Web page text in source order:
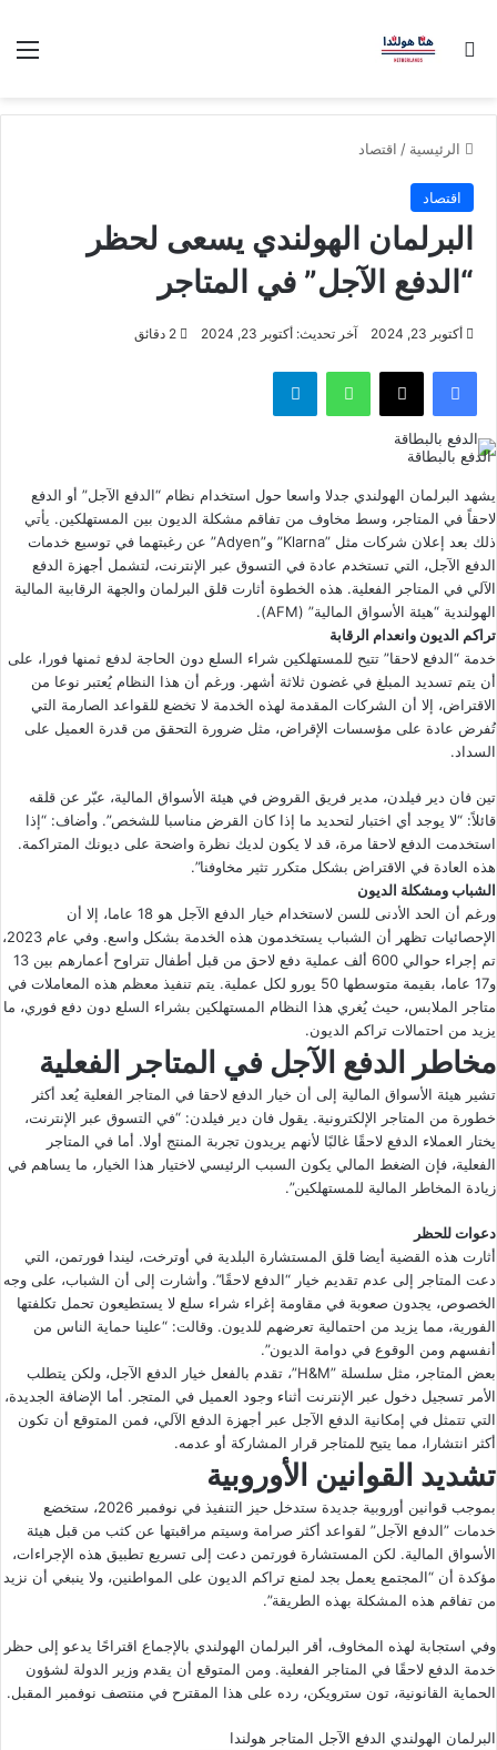
بحث عن
الرئيسية / اقتصاد
اقتصاد
البرلمان الهولندي يسعى لحظر
“الدفع الآجل” في المتاجر
أكتوبر 23, 2024 آخر تحديث: أكتوبر 23, 2024
فيسبوك ‫X واتساب تيلقرام
الدفع بالبطاقة
يشهد البرلمان الهولندي جدلا واسعا حول استخدام نظام “الدفع الآجل” أو الدفع
لاحقاً في المتاجر، وسط مخاوف من تفاقم مشكلة الديون بين المستهلكين. يأتي
ذلك بعد إعلان شركات مثل ”Klarna” و”Adyen” عن رغبتهما في توسيع خدمات
الدفع الآجل، التي تستخدم عادة في التسوق عبر الإنترنت، لتشمل أجهزة الدفع
الآلي في المتاجر الفعلية. هذه الخطوة أثارت قلق البرلمان والجهة الرقابية المالية
الهولندية “هيئة الأسواق المالية” (AFM).
تراكم الديون وانعدام الرقابة
خدمة “الدفع لاحقا” تتيح للمستهلكين شراء السلع دون الحاجة لدفع ثمنها فورا، على
أن يتم تسديد المبلغ في غضون ثلاثة أشهر. ورغم أن هذا النظام يُعتبر نوعا من
الاقتراض، إلا أن الشركات المقدمة لهذه الخدمة لا تخضع للقواعد الصارمة التي
تُفرض عادة على مؤسسات الإقراض، مثل ضرورة التحقق من قدرة العميل على
السداد.
تين فان دير فيلدن، مدير فريق القروض في هيئة الأسواق المالية، عبّر عن قلقه
قائلاً: “لا يوجد أي اختبار لتحديد ما إذا كان القرض مناسبا للشخص”. وأضاف: “إذا
استخدمت الدفع لاحقا مرة، قد لا يكون لديك نظرة واضحة على ديونك المتراكمة.
هذه العادة في الاقتراض بشكل متكرر تثير مخاوفنا”.
الشباب ومشكلة الديون
ورغم أن الحد الأدنى للسن لاستخدام خيار الدفع الآجل هو 18 عاما، إلا أن
الإحصائيات تظهر أن الشباب يستخدمون هذه الخدمة بشكل واسع. وفي عام 2023،
تم إجراء حوالي 600 ألف عملية دفع لاحق من قبل أطفال تتراوح أعمارهم بين 13
و17 عاما، بقيمة متوسطها 50 يورو لكل عملية. يتم تنفيذ معظم هذه المعاملات في
متاجر الملابس، حيث يُغري هذا النظام المستهلكين بشراء السلع دون دفع فوري، ما
يزيد من احتمالات تراكم الديون.
مخاطر الدفع الآجل في المتاجر الفعلية
تشير هيئة الأسواق المالية إلى أن خيار الدفع لاحقا في المتاجر الفعلية يُعد أكثر
خطورة من المتاجر الإلكترونية. يقول فان دير فيلدن: “في التسوق عبر الإنترنت،
يختار العملاء الدفع لاحقًا غالبًا لأنهم يريدون تجربة المنتج أولا. أما في المتاجر
الفعلية، فإن الضغط المالي يكون السبب الرئيسي لاختيار هذا الخيار، ما يساهم في
زيادة المخاطر المالية للمستهلكين”.
دعوات للحظر
أثارت هذه القضية أيضا قلق المستشارة البلدية في أوترخت، ليندا فورتمن، التي
دعت المتاجر إلى عدم تقديم خيار “الدفع لاحقًا”. وأشارت إلى أن الشباب، على وجه
الخصوص، يجدون صعوبة في مقاومة إغراء شراء سلع لا يستطيعون تحمل تكلفتها
الفورية، مما يزيد من احتمالية تعرضهم للديون. وقالت: “علينا حماية الناس من
أنفسهم ومن الوقوع في دوامة الديون”.
بعض المتاجر، مثل سلسلة ”H&M”، تقدم بالفعل خيار الدفع الآجل، ولكن يتطلب
الأمر تسجيل دخول عبر الإنترنت أثناء وجود العميل في المتجر. أما الإضافة الجديدة،
التي تتمثل في إمكانية الدفع الآجل عبر أجهزة الدفع الآلي، فمن المتوقع أن تكون
أكثر انتشارا، مما يتيح للمتاجر قرار المشاركة أو عدمه.
تشديد القوانين الأوروبية
بموجب قوانين أوروبية جديدة ستدخل حيز التنفيذ في نوفمبر 2026، ستخضع
خدمات ”الدفع الآجل” لقواعد أكثر صرامة وسيتم مراقبتها عن كثب من قبل هيئة
الأسواق المالية. لكن المستشارة فورتمن دعت إلى تسريع تطبيق هذه الإجراءات،
مؤكدة أن “المجتمع يعمل بجد لمنع تراكم الديون على المواطنين، ولا ينبغي أن نزيد
من تفاقم هذه المشكلة بهذه الطريقة”.
وفي استجابة لهذه المخاوف، أقر البرلمان الهولندي بالإجماع اقتراحًا يدعو إلى حظر
خدمة الدفع لاحقًا في المتاجر الفعلية. ومن المتوقع أن يقدم وزير الدولة لشؤون
الحماية القانونية، تون سترويكن، رده على هذا المقترح في منتصف نوفمبر المقبل.
البرلمان الهولندي الدفع الآجل المتاجر هولندا